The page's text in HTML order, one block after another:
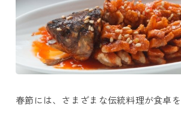
春節には、さまざまな伝統料理が食卓を